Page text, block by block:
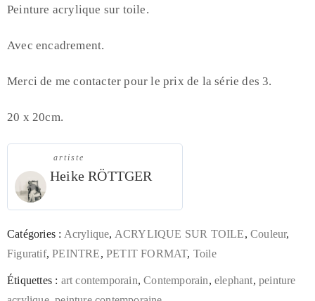
Peinture acrylique sur toile.
Avec encadrement.
Merci de me contacter pour le prix de la série des 3.
20 x 20cm.
artiste
Heike RÖTTGER
Catégories : Acrylique, ACRYLIQUE SUR TOILE,Couleur,
Figuratif,PEINTRE,PETIT FORMAT, Toile
Étiquettes : art contemporain,Contemporain,elephant,peinture